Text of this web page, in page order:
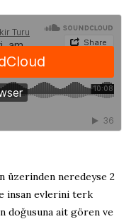
üzerinden neredeyse 2
insan evlerini terk
doğusuna ait gören ve